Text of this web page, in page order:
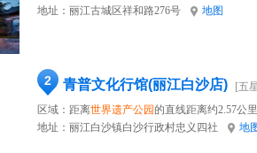
地址： 丽江古城区祥和路276号 地图
2 青普文化行馆(丽江白沙店)
[五
区域：距离世界遗产公园的直线距离约2.57公里
地址： 丽江白沙镇白沙行政村忠义四社 地